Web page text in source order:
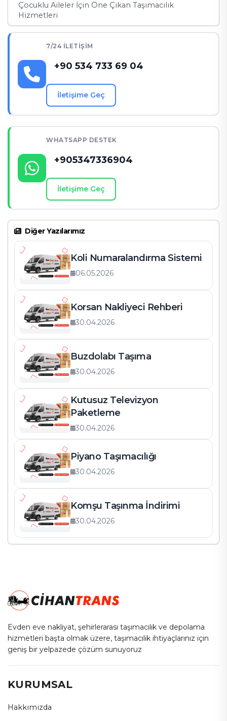
Çocuklu Aileler İçin Öne Çıkan Taşımacılık
Hizmetleri
2. Hassas Paketleme Hizmetleri
Tablo 2: Çocuklu Aileler İçin Taşınmanın Avantajları
Sıkça Sorulan Sorular
İletişim Bilgileri
7/24 İLETIŞIM
+90 534 733 69 04
İletişime Geç
WHATSAPP DESTEK
+905347336904
İletişime Geç
Diğer Yazılarımız
Koli Numaralandırma Sistemi
06.05.2026
Korsan Nakliyeci Rehberi
30.04.2026
Buzdolabı Taşıma
30.04.2026
Kutusuz Televizyon
Paketleme
30.04.2026
Piyano Taşımacılığı
30.04.2026
Komşu Taşınma İndirimi
30.04.2026
Evden eve nakliyat, şehirlerarası taşımacılık ve depolama
hizmetleri başta olmak üzere, taşımacılık ihtiyaçlarınız için
geniş bir yelpazede çözüm sunuyoruz
KURUMSAL
Hakkımızda